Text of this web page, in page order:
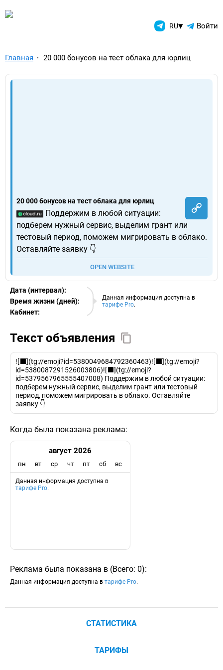
TelegramAds.com — RU▾ Войти
Главная 20 000 бонусов на тест облака для юрлиц
20 000 бонусов на тест облака для юрлиц
Поддержим в любой ситуации:
подберем нужный сервис, выделим грант или
тестовый период, поможем мигрировать в облако.
Оставляйте заявку 👇
OPEN WEBSITE
Данная информация доступна в
тарифе Pro.
Дата (интервал):
10.08.2026
Время жизни (дней):
Кабинет:
EURO
Текст объявления
![⬛️](tg://emoji?id=5380049684792360463)![⬛️](tg://emoji?
id=5380087291526003806)![⬛️](tg://emoji?
id=5379567965555407008) Поддержим в любой ситуации:
подберем нужный сервис, выделим грант или тестовый
период, поможем мигрировать в облако. Оставляйте
заявку 👇
Когда была показана реклама:
август 2026
пн вт ср чт пт сб вс
Данная информация доступна в
тарифе Pro.
Реклама была показана в (Всего: 0):
Данная информация доступна в тарифе Pro.
СТАТИСТИКА
ТАРИФЫ